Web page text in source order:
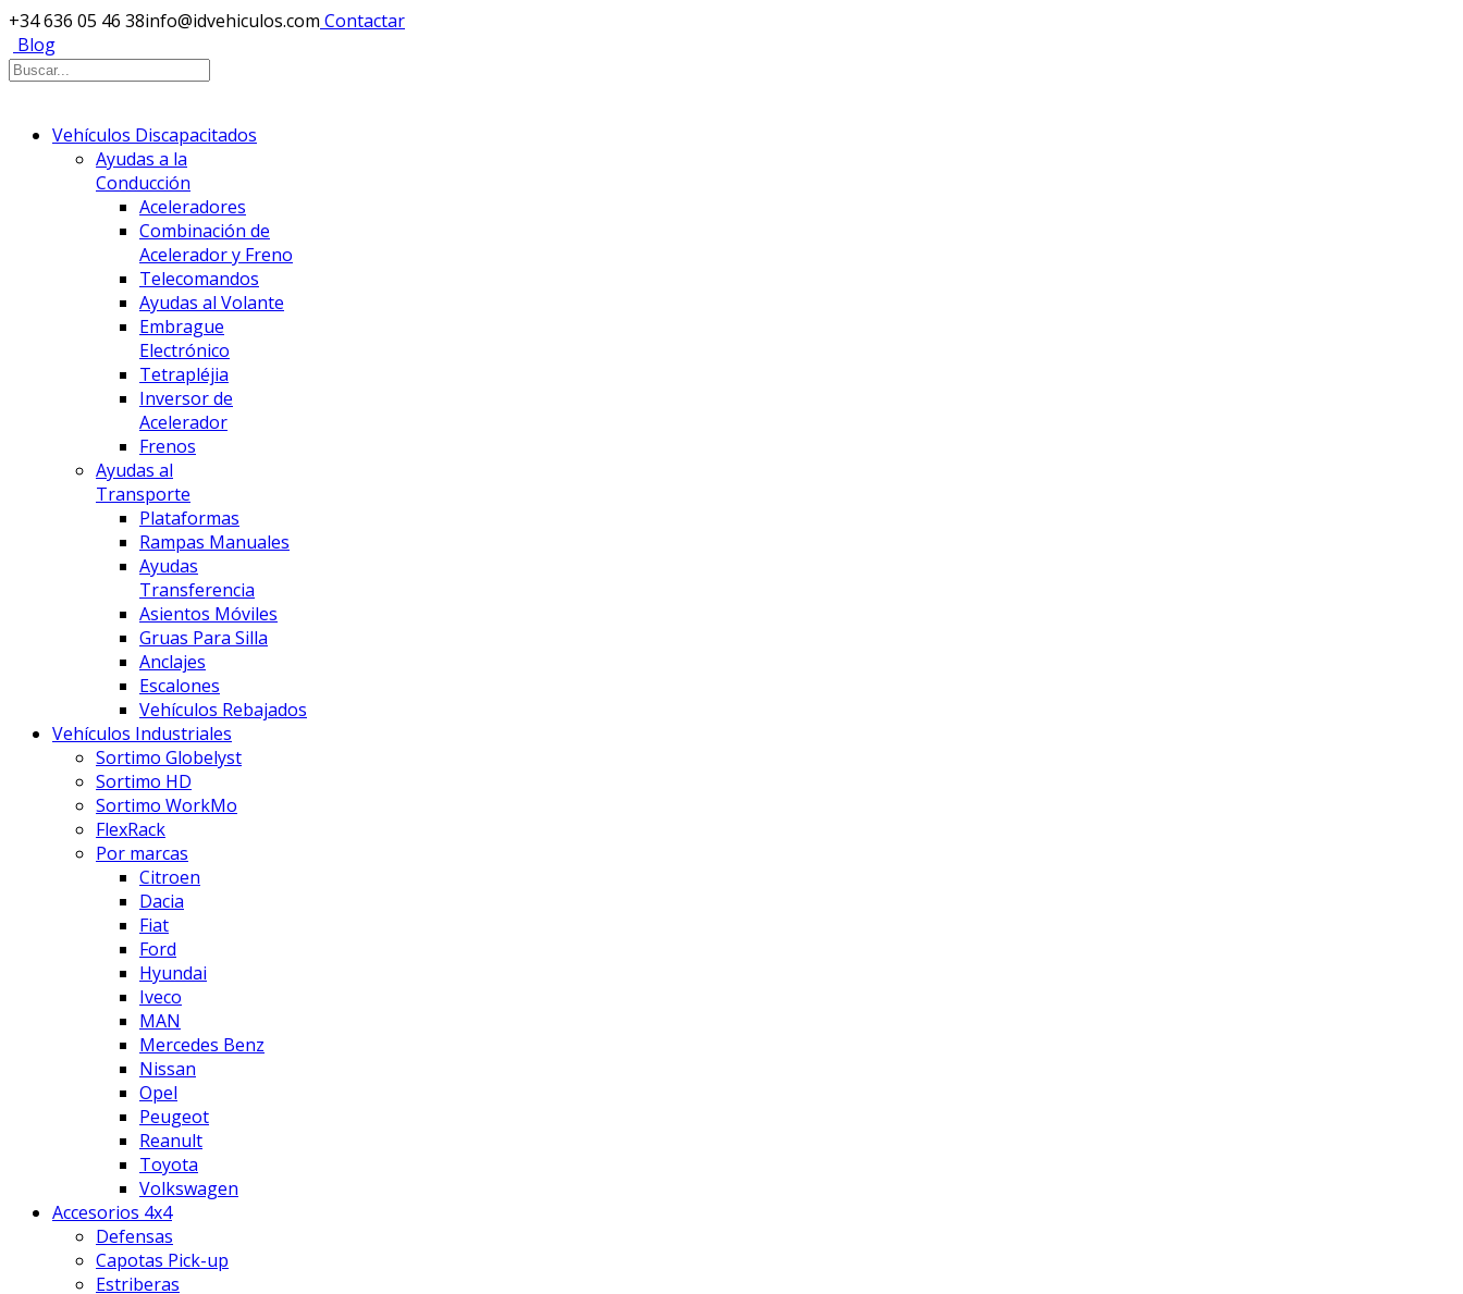
+34 636 05 46 38info@idvehiculos.com Contactar
Blog
Vehículos Discapacitados
Ayudas a la
Conducción
Aceleradores
Combinación de
Acelerador y Freno
Telecomandos
Ayudas al Volante
Embrague
Electrónico
Tetrapléjia
Inversor de
Acelerador
Frenos
Ayudas al
Transporte
Plataformas
Rampas Manuales
Ayudas
Transferencia
Asientos Móviles
Gruas Para Silla
Anclajes
Escalones
Vehículos Rebajados
Vehículos Industriales
Sortimo Globelyst
Sortimo HD
Sortimo WorkMo
FlexRack
Por marcas
Citroen
Dacia
Fiat
Ford
Hyundai
Iveco
MAN
Mercedes Benz
Nissan
Opel
Peugeot
Reanult
Toyota
Volkswagen
Accesorios 4x4
Defensas
Capotas Pick-up
Estriberas